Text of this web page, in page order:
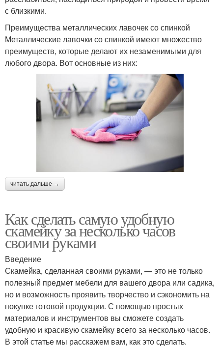
с близкими.
Преимущества металлических лавочек со спинкой
Металлические лавочки со спинкой имеют множество
преимуществ, которые делают их незаменимыми для
любого двора. Вот основные из них:
читать дальше →
Как сделать самую удобную
скамейку за несколько часов
своими руками
Введение
Скамейка, сделанная своими руками, — это не только
полезный предмет мебели для вашего двора или садика,
но и возможность проявить творчество и сэкономить на
покупке готовой продукции. С помощью простых
материалов и инструментов вы сможете создать
удобную и красивую скамейку всего за несколько часов.
В этой статье мы расскажем вам, как это сделать.